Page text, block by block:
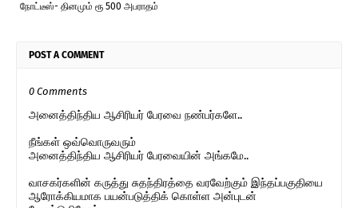
நோட்டீஸ்- தினமும் ரூ 500 அபராதம்
POST A COMMENT
0 Comments
அனைத்திந்திய ஆசிரியர் பேரவை நண்பர்களே..
நீங்கள் ஒவ்வொருவரும்
அனைத்திந்திய ஆசிரியர் பேரவையின் அங்கமே..
வாசகர்களின் கருத்து சுதந்திரத்தை வரவேற்கும் இந்தப்பகுதியை
ஆரோக்கியமாக பயன்படுத்திக் கொள்ள அன்புடன்